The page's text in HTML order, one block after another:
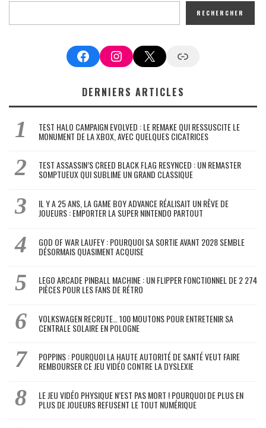
RECHERCHER
FacebookInstagram
X Google News
DERNIERS ARTICLES
TEST HALO CAMPAIGN EVOLVED : LE REMAKE QUI RESSUSCITE LE
MONUMENT DE LA XBOX, AVEC QUELQUES CICATRICES
TEST ASSASSIN’S CREED BLACK FLAG RESYNCED : UN REMASTER
SOMPTUEUX QUI SUBLIME UN GRAND CLASSIQUE
IL Y A 25 ANS, LA GAME BOY ADVANCE RÉALISAIT UN RÊVE DE
JOUEURS : EMPORTER LA SUPER NINTENDO PARTOUT
GOD OF WAR LAUFEY : POURQUOI SA SORTIE AVANT 2028 SEMBLE
DÉSORMAIS QUASIMENT ACQUISE
LEGO ARCADE PINBALL MACHINE : UN FLIPPER FONCTIONNEL DE 2 274
PIÈCES POUR LES FANS DE RÉTRO
VOLKSWAGEN RECRUTE… 100 MOUTONS POUR ENTRETENIR SA
CENTRALE SOLAIRE EN POLOGNE
POPPINS : POURQUOI LA HAUTE AUTORITÉ DE SANTÉ VEUT FAIRE
REMBOURSER CE JEU VIDÉO CONTRE LA DYSLEXIE
LE JEU VIDÉO PHYSIQUE N’EST PAS MORT ! POURQUOI DE PLUS EN
PLUS DE JOUEURS REFUSENT LE TOUT NUMÉRIQUE